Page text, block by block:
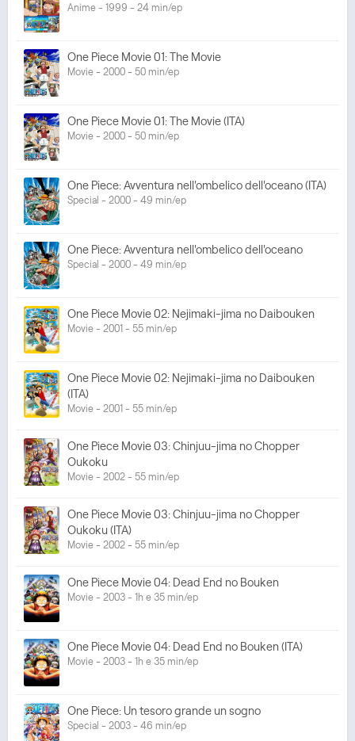
Anime - 1999 - 24 min/ep
One Piece Movie 01: The Movie
Movie - 2000 - 50 min/ep
One Piece Movie 01: The Movie (ITA)
Movie - 2000 - 50 min/ep
One Piece: Avventura nell'ombelico dell'oceano (ITA)
Special - 2000 - 49 min/ep
One Piece: Avventura nell'ombelico dell'oceano
Special - 2000 - 49 min/ep
One Piece Movie 02: Nejimaki-jima no Daibouken
Movie - 2001 - 55 min/ep
One Piece Movie 02: Nejimaki-jima no Daibouken
(ITA)
Movie - 2001 - 55 min/ep
One Piece Movie 03: Chinjuu-jima no Chopper
Oukoku
Movie - 2002 - 55 min/ep
One Piece Movie 03: Chinjuu-jima no Chopper
Oukoku (ITA)
Movie - 2002 - 55 min/ep
One Piece Movie 04: Dead End no Bouken
Movie - 2003 - 1h e 35 min/ep
One Piece Movie 04: Dead End no Bouken (ITA)
Movie - 2003 - 1h e 35 min/ep
One Piece: Un tesoro grande un sogno
Special - 2003 - 46 min/ep